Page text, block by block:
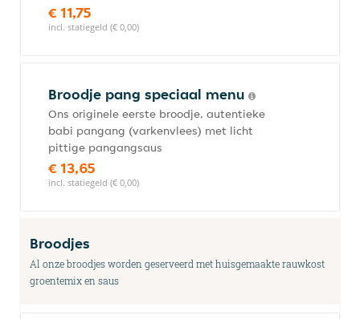
€ 11,75
incl. statiegeld (€ 0,00)
Broodje pang speciaal menu
Ons originele eerste broodje, autentieke
babi pangang (varkenvlees) met licht
pittige pangangsaus
€ 13,65
incl. statiegeld (€ 0,00)
Broodjes
Al onze broodjes worden geserveerd met huisgemaakte rauwkost
groentemix en saus